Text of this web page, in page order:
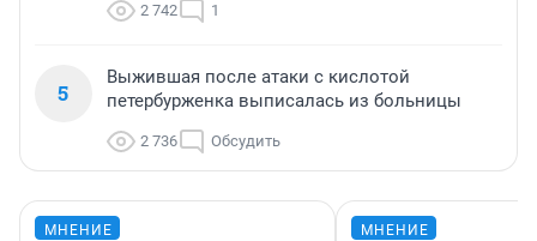
2 742 1
5
Выжившая после атаки с кислотой
петербурженка выписалась из больницы
2 736 Обсудить
МНЕНИЕ МНЕНИЕ